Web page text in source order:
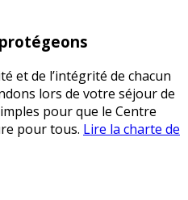
et de l’intégrité de chacun
lors de votre séjour de
pour que le Centre
pour tous. Lire la charte de